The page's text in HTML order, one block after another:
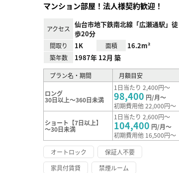
マンション部屋！法人様契約歓迎！
アクセス
仙台市地下鉄南北線「広瀬通駅」徒
歩20分
間取り 1K 面積 16.2m²
築年数 1987年 12月 築
プラン名・期間 月額目安
ロング
30日以上～360日未満
1日当たり 2,400円～
98,400 円/月～
初期費用他 22,000円～
ショート【7日以上】
～30日未満
1日当たり 2,600円～
104,400 円/月～
初期費用他 16,500円～
オートロック
保証人不要
家具付賃貸
禁煙ルーム